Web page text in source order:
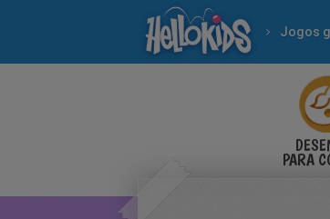
Jogos
PARA